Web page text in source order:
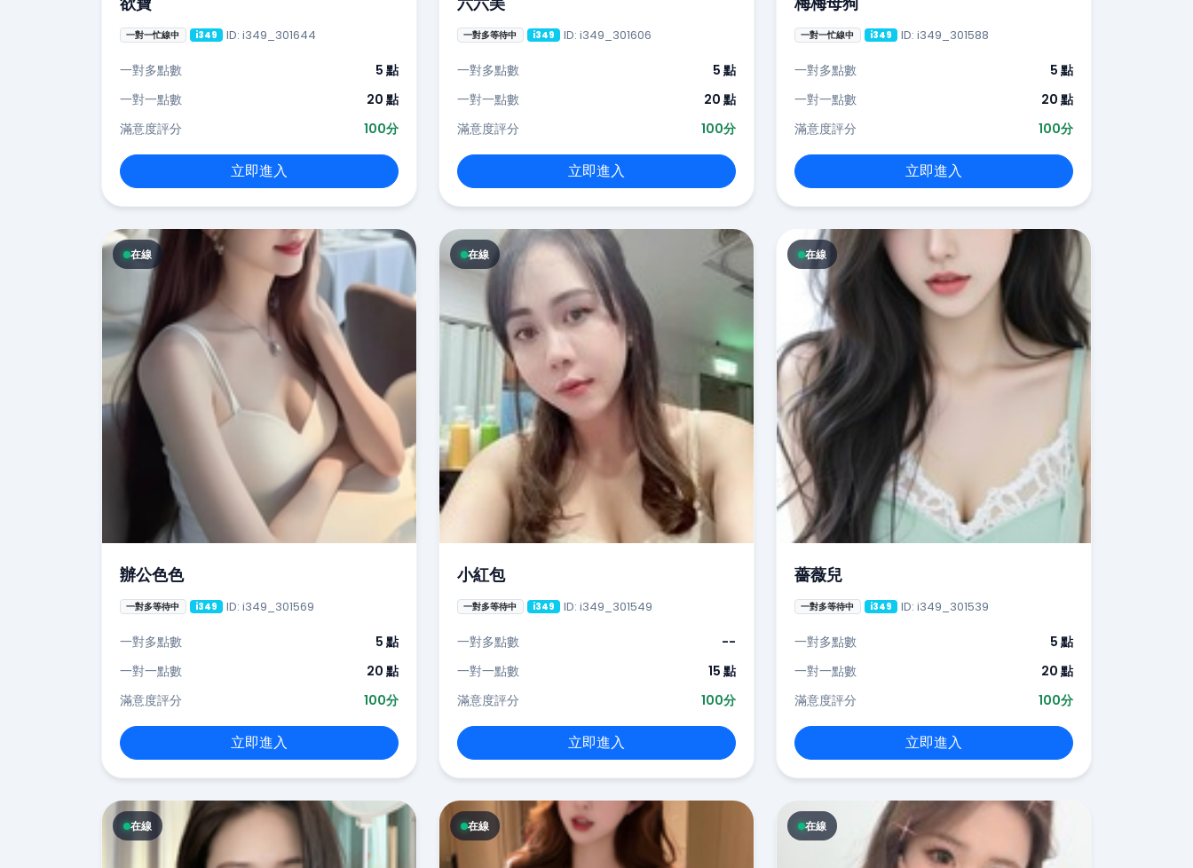
一對一忙線中 i349 ID: i349_301644
一對多點數
5 點
一對一點數
20 點
滿意度評分
100分
立即進入
一對多等待中 i349 ID: i349_301606
一對多點數
5 點
一對一點數
20 點
滿意度評分
100分
立即進入
一對一忙線中 i349 ID: i349_301588
一對多點數
5 點
一對一點數
20 點
滿意度評分
100分
立即進入
在線
辦公色色
一對多等待中 i349 ID: i349_301569
一對多點數
5 點
一對一點數
20 點
滿意度評分
100分
立即進入
在線
小紅包
一對多等待中 i349 ID: i349_301549
一對多點數
--
一對一點數
15 點
滿意度評分
100分
立即進入
在線
薔薇兒
一對多等待中 i349 ID: i349_301539
一對多點數
5 點
一對一點數
20 點
滿意度評分
100分
立即進入
在線 在線 在線